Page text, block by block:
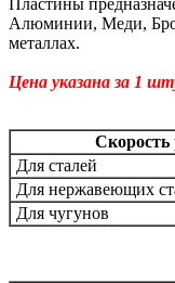
Пластины
Алюминии, Меди,
металлах.
Цена указана за 1
Скорость
Для сталей
Для нержавеющих
Для чугунов